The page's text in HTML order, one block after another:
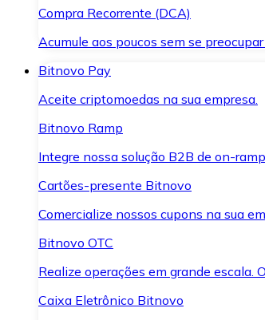
Compra Recorrente (DCA)
Acumule aos poucos sem se
Bitnovo Pay
Aceite criptomoedas na sua empresa.
Bitnovo Ramp
Integre nossa solução B2B de on-
Cartões-presente Bitnovo
Comercialize nossos cupons na sua
Bitnovo OTC
Realize operações em grande escala.
Caixa Eletrônico Bitnovo